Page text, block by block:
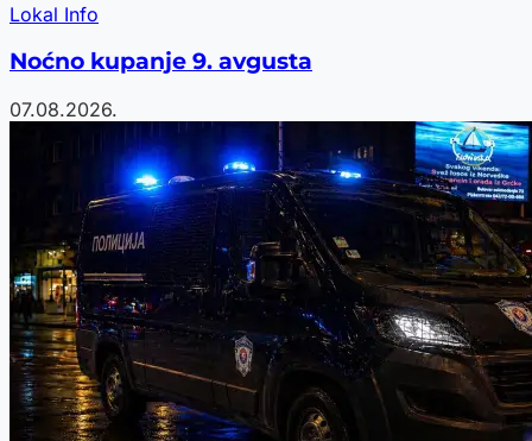
Lokal Info
Noćno kupanje 9. avgusta
07.08.2026.